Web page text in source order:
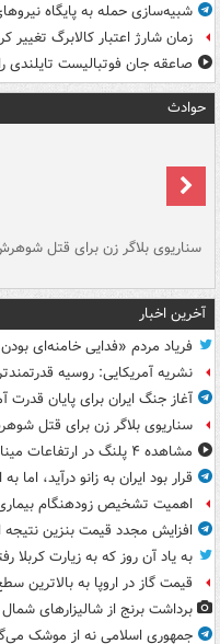
شبیه‌سازی حمله به پایگاه
زمان شارژ اعتبار کالابرگ تغییر
صاعقه جان فوتبالیست تایلندی
حوادث
سناریوی بلاگر زن برای قتل
آخرین اخبار
فریاد مردم «فدایی خامنه‌ای
نشریه آمریکایی: روسیه
آغاز جنگ ایران برای پایان قدرت
سناریوی بلاگر زن برای قتل
مشاهده ۴ پلنگ در ارتفاعات میناب
قرار بود ایران به زانو درآید،
اهمیت تشخیص زودهنگام
افزایش مجدد قیمت بنزین نتیجه
به یاد آن روز که به زیارت کربلا
قیمت گاز در اروپا به بالاترین سطح خود
برداشت برنج از شالیزارهای
جمهوری اسلامی نه از موشک